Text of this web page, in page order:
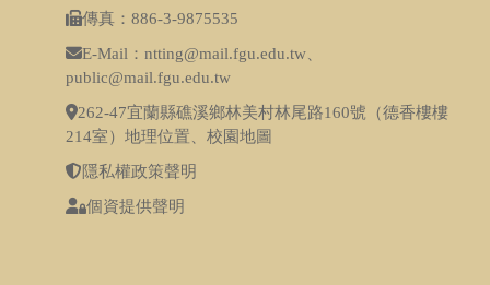
傳真：886-3-9875535
E-Mail：ntting@mail.fgu.edu.tw、
public@mail.fgu.edu.tw
262-47宜蘭縣礁溪鄉林美村林尾路160號（德香樓樓
214室） 地理位置、 校園地圖
隱私權政策聲明
個資提供聲明